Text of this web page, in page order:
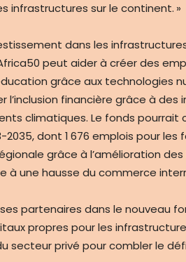
infrastructures sur le continent. »
dans les
peut aider à créer des
grâce aux technologies
l’inclusion financière grâce à
climatiques. Le fonds pourrait
dont 1 676 emplois pour les
grâce à l’amélioration
à une hausse du commerce
partenaires dans le nouveau
propres pour les
secteur privé pour combler le